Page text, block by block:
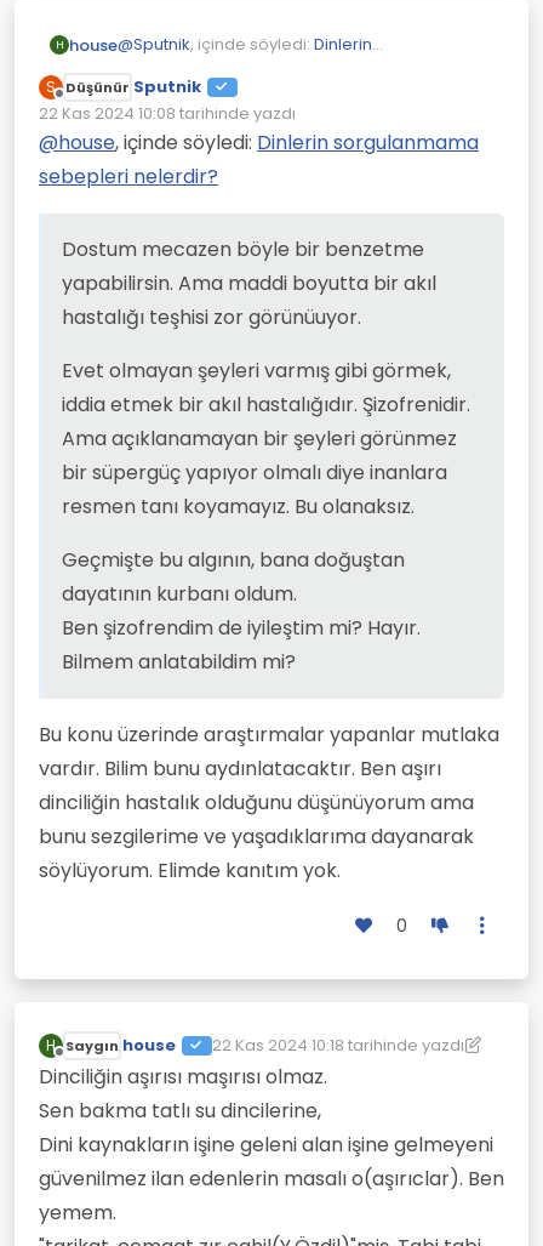
H house@Sputnik, içinde söyledi: Dinlerin
Bu yüzden dini inançların şizofreni
hastalığı ile bağlantılı olduğundan eminim.
Bunların uydurma olduğunu sekiz
yaşındaki bir çocuk anlayabiliyor ama 50
Sorgulanmamasının sebebi bence budur.
Bence hastalık bu. Akıl hastalığı.
Dostum mecazen böyle bir benzetme
yapabilirsin. Ama maddi boyutta bir akıl
Ama açıklanamayan bir şeyleri görünmez bir
tanı koyamayız. Bu olanaksız.
Geçmişte bu algının, bana doğuştan dayatının
kurbanı oldum.
Ben şizofrendim de iyileştim mi? Hayır. Bilmem
anlatabildim mi?
S
Çevrimdışı
Düşünür Sputnik
22 Kas 2024 10:08 tarihinde yazdı
Son düzenleyen:
@house, içinde söyledi: Dinlerin sorgulanmama
sebepleri nelerdir?
Dostum mecazen böyle bir benzetme
yapabilirsin. Ama maddi boyutta bir akıl
hastalığı teşhisi zor görünüuyor.
Evet olmayan şeyleri varmış gibi görmek,
iddia etmek bir akıl hastalığıdır. Şizofrenidir.
Ama açıklanamayan bir şeyleri görünmez
bir süpergüç yapıyor olmalı diye inanlara
resmen tanı koyamayız. Bu olanaksız.
Geçmişte bu algının, bana doğuştan
dayatının kurbanı oldum.
Ben şizofrendim de iyileştim mi? Hayır.
Bilmem anlatabildim mi?
Bu konu üzerinde araştırmalar yapanlar mutlaka
vardır. Bilim bunu aydınlatacaktır. Ben aşırı
dinciliğin hastalık olduğunu düşünüyorum ama
bunu sezgilerime ve yaşadıklarıma dayanarak
söylüyorum. Elimde kanıtım yok.
0
H
Çevrimdışı
Saygın house 22 Kas 2024 10:18 tarihinde yazdı
Son düzenleyen: house
Dinciliğin aşırısı maşırısı olmaz.
Sen bakma tatlı su dincilerine,
Dini kaynakların işine geleni alan işine gelmeyeni
güvenilmez ilan edenlerin masalı o(aşırıclar). Ben
yemem.